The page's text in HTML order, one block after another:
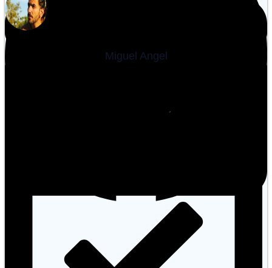
Miguel Angel